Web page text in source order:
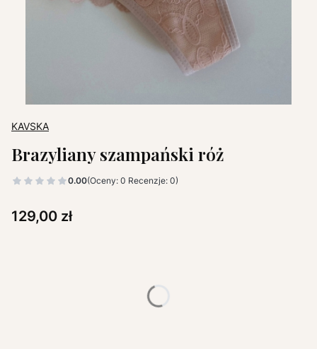
KAVSKA
Brazyliany szampański róż
0.00(Oceny: 0 Recenzje: 0)
Cena
129,00 zł